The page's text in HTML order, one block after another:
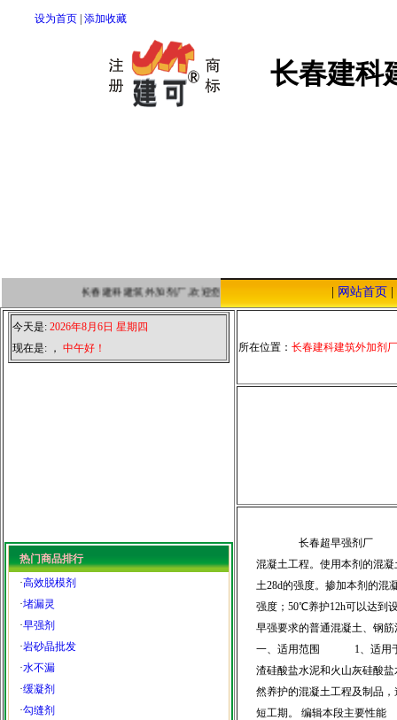
设为首页 添加收藏
长春建科建筑外加剂厂,欢迎您点击本站，我们将以优质的服务，低
网站首页|
长春建科
今天是: 2026年8月6日 星期四
现在是: ， 中午好！
热门商品排行
·高效脱模剂
·堵漏灵
·早强剂
·岩砂晶批发
·水不漏
·缓凝剂
·勾缝剂
所在位置： 长春建科建筑外加剂厂
长春超早强剂厂 长春建
混凝土工程。使用本剂的混
土28d的强度。掺加本剂的混
强度；50℃养护12h可以达到
早强要求的普通混凝土、
一、适用范围 1、适用于现
渣硅酸盐水泥和火山灰硅酸
然养护的混凝土工程及制品
短工期。 编辑本段主要性